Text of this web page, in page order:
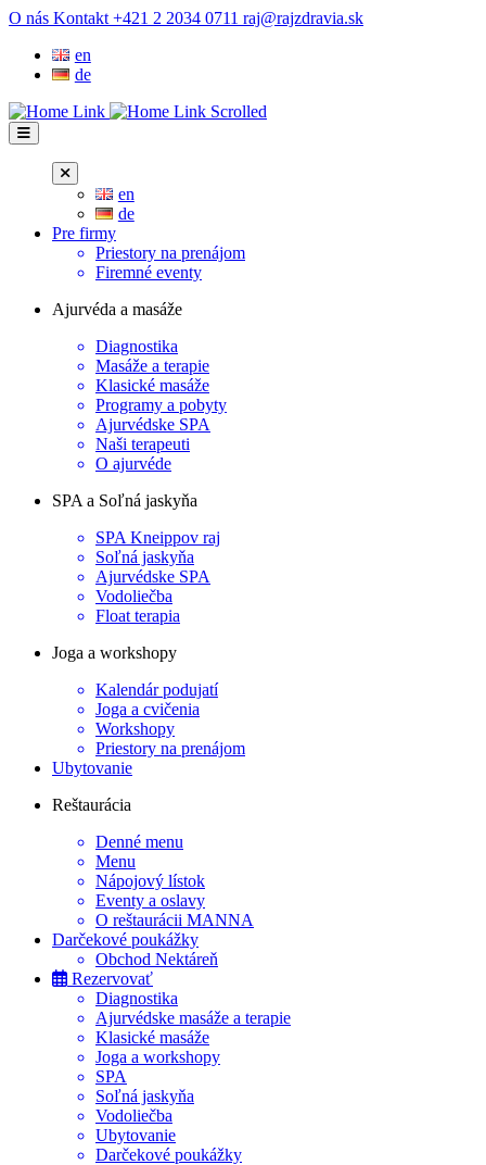
Prejsť
obsah
O nás Kontakt +421 2 2034 0711 raj@rajzdravia.sk
en
de
en
de
Pre firmy
Priestory na prenájom
Firemné eventy
Ajurvéda a masáže
Diagnostika
Masáže a terapie
Klasické masáže
Programy a pobyty
Ajurvédske SPA
Naši terapeuti
O ajurvéde
SPA a Soľná jaskyňa
SPA Kneippov raj
Soľná jaskyňa
Ajurvédske SPA
Vodoliečba
Float terapia
Joga a workshopy
Kalendár podujatí
Joga a cvičenia
Workshopy
Priestory na prenájom
Ubytovanie
Reštaurácia
Denné menu
Menu
Nápojový lístok
Eventy a oslavy
O reštaurácii MANNA
Darčekové poukážky
Obchod Nektáreň
Rezervovať
Diagnostika
Ajurvédske masáže a terapie
Klasické masáže
Joga a workshopy
SPA
Soľná jaskyňa
Vodoliečba
Ubytovanie
Darčekové poukážky